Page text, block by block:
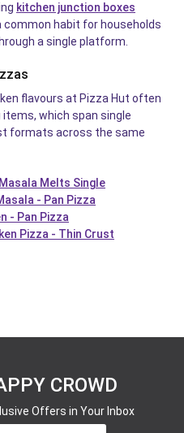
kitchen junction boxes
habit for households
a single platform.
flavours at Pizza Hut often
which span single
formats across the same
Melts Single
- Pan Pizza
- Pan Pizza
Pizza - Thin Crust
CROWD
Offers in Your Inbox